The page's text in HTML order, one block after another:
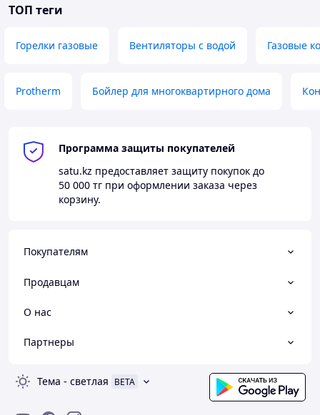
ТОП теги
Горелки газовые Вентиляторы с водой Газовые
Protherm Бойлер для многоквартирного дома
Программа защиты покупателей
satu.kz предоставляет защиту покупок до
50 000 тг при оформлении заказа через
корзину.
Покупателям
Продавцам
О нас
Партнеры
Тема - светлая BETA